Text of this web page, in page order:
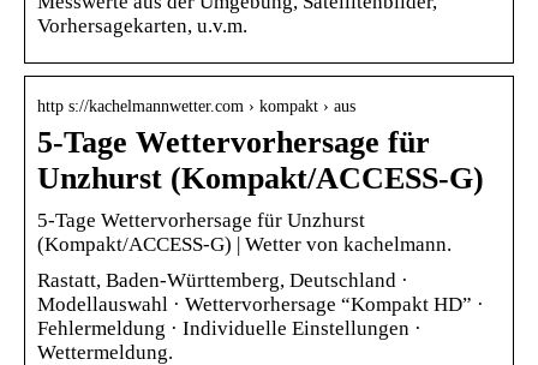
Vorhersagekarten, u.v.m.
http s://kachelmannwetter.com › kompakt › aus
5-Tage Wettervorhersage für
Unzhurst (Kompakt/ACCESS-G)
5-Tage Wettervorhersage für Unzhurst
(Kompakt/ACCESS-G) | Wetter von kachelmann.
Rastatt, Baden-Württemberg, Deutschland ·
Modellauswahl · Wettervorhersage “Kompakt HD” ·
Fehlermeldung · Individuelle Einstellungen ·
Wettermeldung.